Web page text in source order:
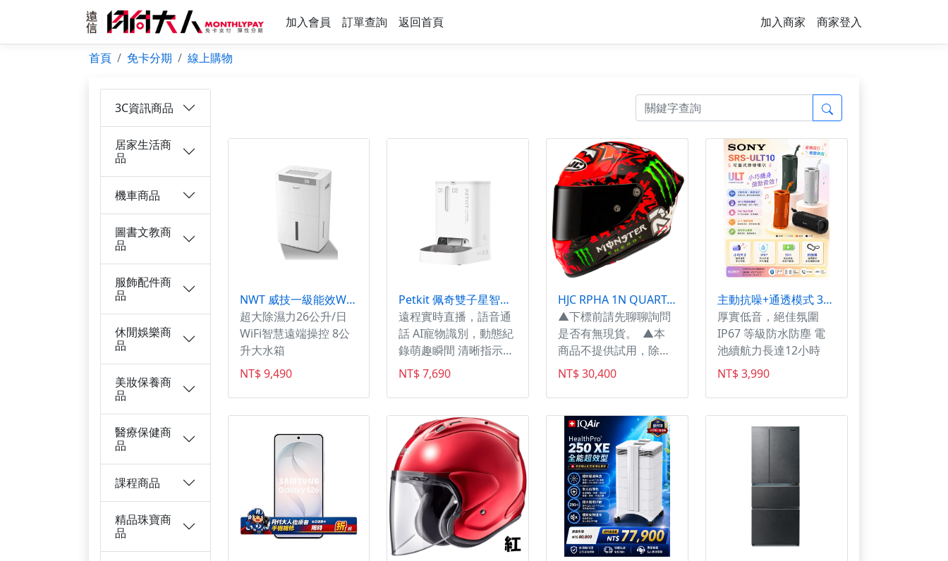
加入會員 訂單查詢 返回首頁 加入商家 商家登入
首頁 免卡分期 線上購物
3C資訊商品
居家生活商
品
機車商品
圖書文教商
品
服飾配件商
品
休閒娛樂商
品
美妝保養商
品
醫療保健商
品
課程商品
精品珠寶商
品
NWT 威技一級能效WiFi智能26L除濕機WDH-26ED
超大除濕力26公升/日
WiFi智慧遠端操控 8公
升大水箱
NT$ 9,490
Petkit 佩奇雙子星智能寵物餵食器攝影版 5L(遠端寵物自動餵食)
遠程實時直播，語音通
話 AI寵物識別，動態紀
錄萌趣瞬間 清晰指示
燈，快速辨別鏡頭是否
NT$ 7,690
HJC RPHA 1N QUARTARARO REPLICA MC1
▲下標前請先聊聊詢問
是否有無現貨。 ▲本
商品不提供試用，除商
品本身有瑕疵可辦理退
換貨。本商品一經使用
(包含試用)或損毀，或
未遵守使用注意事項導
致損壞將會影響退貨權
限，本公司有權利不接
受已毀損或經試戴過之
商品退換貨。 [尺寸]
S/M/L/XL [顏色]
WHITE
NT$ 30,400
主動抗噪+通透模式 30小時長效續航
厚實低音，絕佳氛圍
IP67 等級防水防塵 電
池續航力長達12小時
NT$ 3,990